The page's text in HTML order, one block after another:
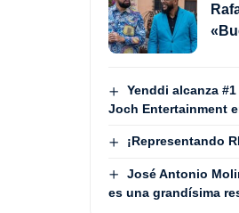
Yenddi alcanza
Joch Entertainment
¡Representando
José Antonio
es una grandísima